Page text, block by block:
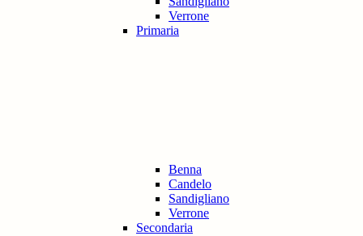
Verrone
Primaria
Benna
Candelo
Sandigliano
Verrone
Secondaria